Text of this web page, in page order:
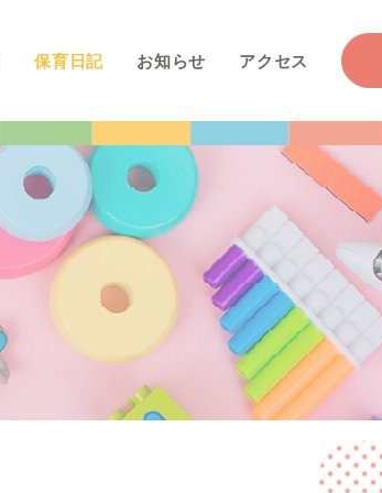
保育日記 お知らせ アクセス